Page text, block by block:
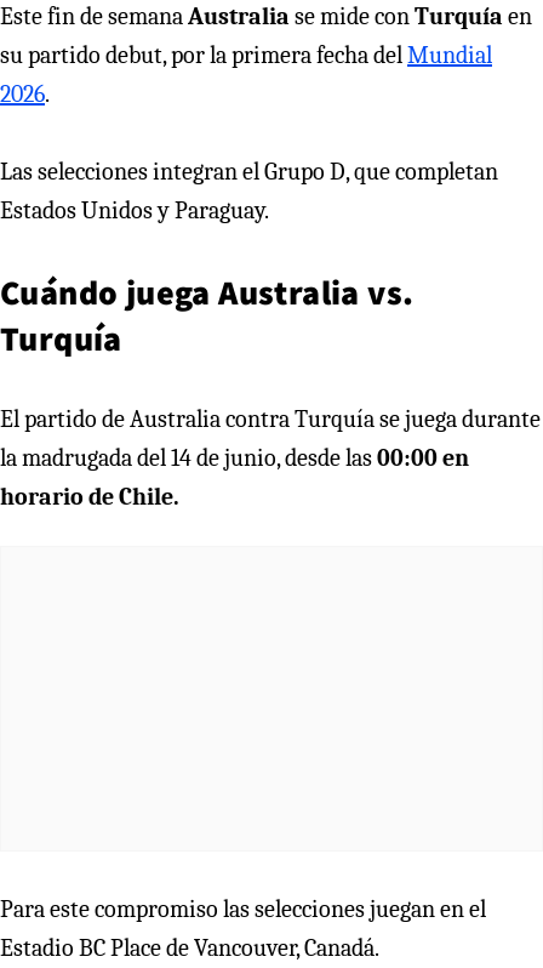
Este fin de semanaAustralia se mide conTurquía en
su partido debut, por la primera fecha delMundial
2026.
Las selecciones integran el Grupo D, que completan
Estados Unidos y Paraguay.
Cuándo juega Australia vs.
Turquía
El partido de Australia contra Turquía se juega durante
la madrugada del 14 de junio, desde las00:00 en
horario de Chile.
Para este compromiso las selecciones juegan en el
Estadio BC Place de Vancouver, Canadá.